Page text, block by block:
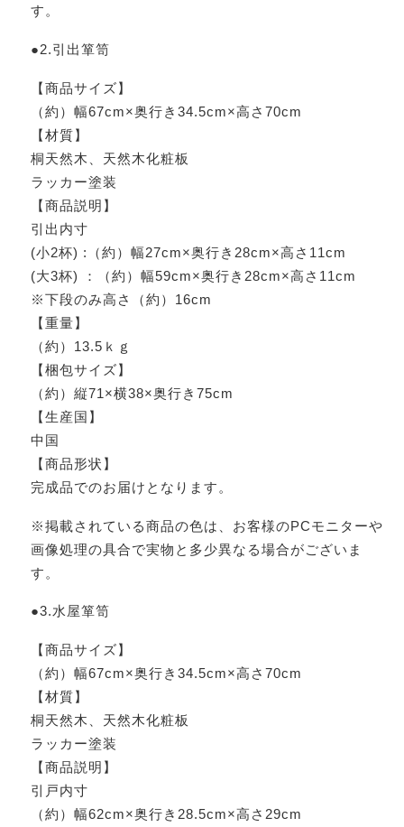
す。
●2.引出箪笥
【商品サイズ】
（約）幅67cm×奥行き34.5cm×高さ70cm
【材質】
桐天然木、天然木化粧板
ラッカー塗装
【商品説明】
引出内寸
(小2杯) :（約）幅27cm×奥行き28cm×高さ11cm
(大3杯) ：（約）幅59cm×奥行き28cm×高さ11cm
※下段のみ高さ（約）16cm
【重量】
（約）13.5ｋｇ
【梱包サイズ】
（約）縦71×横38×奥行き75cm
【生産国】
中国
【商品形状】
完成品でのお届けとなります。
※掲載されている商品の色は、お客様のPCモニターや
画像処理の具合で実物と多少異なる場合がございま
す。
●3.水屋箪笥
【商品サイズ】
（約）幅67cm×奥行き34.5cm×高さ70cm
【材質】
桐天然木、天然木化粧板
ラッカー塗装
【商品説明】
引戸内寸
（約）幅62cm×奥行き28.5cm×高さ29cm